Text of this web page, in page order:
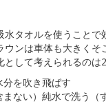
水タオルを使うことで
ウンは車体も大きくそ
して考えられるのは2
分を吹き飛ばす
まない）純水で洗う（